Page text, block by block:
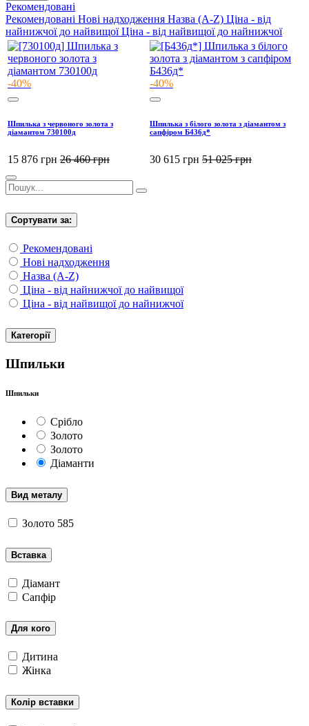
Рекомендовані
Рекомендовані Нові надходження Назва (A-Z) Ціна - від
найнижчої до найвищої Ціна - від найвищої до найнижчої
-40%
Шпилька з червоного золота з
діамантом 730100д
15 876 грн 26 460грн
-40%
Шпилька з білого золота з діамантом з
сапфіром Б436д*
30 615 грн 51 025грн
Сортувати за:
Рекомендовані
Нові надходження
Назва (A-Z)
Ціна - від найнижчої до найвищої
Ціна - від найвищої до найнижчої
Категорії
Шпильки
Шпильки
Срібло
Золото
Золото
Діаманти
Вид металу
Золото 585
Вставка
Діамант
Сапфір
Для кого
Дитина
Жінка
Колір вставки